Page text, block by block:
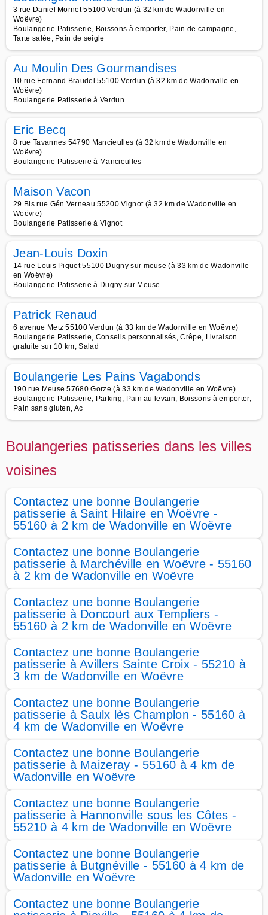
3 rue Daniel Mornet 55100 Verdun (à 32 km de Wadonville en
Woëvre)
Boulangerie Patisserie, Boissons à emporter, Pain de campagne,
Tarte salée, Pain de seigle
Au Moulin Des Gourmandises
10 rue Fernand Braudel 55100 Verdun (à 32 km de Wadonville en
Woëvre)
Boulangerie Patisserie à Verdun
Eric Becq
8 rue Tavannes 54790 Mancieulles (à 32 km de Wadonville en
Woëvre)
Boulangerie Patisserie à Mancieulles
Maison Vacon
29 Bis rue Gén Verneau 55200 Vignot (à 32 km de Wadonville en
Woëvre)
Boulangerie Patisserie à Vignot
Jean-Louis Doxin
14 rue Louis Piquet 55100 Dugny sur meuse (à 33 km de Wadonville
en Woëvre)
Boulangerie Patisserie à Dugny sur Meuse
Patrick Renaud
6 avenue Metz 55100 Verdun (à 33 km de Wadonville en Woëvre)
Boulangerie Patisserie, Conseils personnalisés, Crêpe, Livraison
gratuite sur 10 km, Salad
Boulangerie Les Pains Vagabonds
190 rue Meuse 57680 Gorze (à 33 km de Wadonville en Woëvre)
Boulangerie Patisserie, Parking, Pain au levain, Boissons à emporter,
Pain sans gluten, Ac
Boulangeries patisseries dans les villes
voisines
Contactez une bonne Boulangerie
patisserie à Saint Hilaire en Woëvre -
55160 à 2 km de Wadonville en Woëvre
Contactez une bonne Boulangerie
patisserie à Marchéville en Woëvre - 55160
à 2 km de Wadonville en Woëvre
Contactez une bonne Boulangerie
patisserie à Doncourt aux Templiers -
55160 à 2 km de Wadonville en Woëvre
Contactez une bonne Boulangerie
patisserie à Avillers Sainte Croix - 55210 à
3 km de Wadonville en Woëvre
Contactez une bonne Boulangerie
patisserie à Saulx lès Champlon - 55160 à
4 km de Wadonville en Woëvre
Contactez une bonne Boulangerie
patisserie à Maizeray - 55160 à 4 km de
Wadonville en Woëvre
Contactez une bonne Boulangerie
patisserie à Hannonville sous les Côtes -
55210 à 4 km de Wadonville en Woëvre
Contactez une bonne Boulangerie
patisserie à Butgnéville - 55160 à 4 km de
Wadonville en Woëvre
Contactez une bonne Boulangerie